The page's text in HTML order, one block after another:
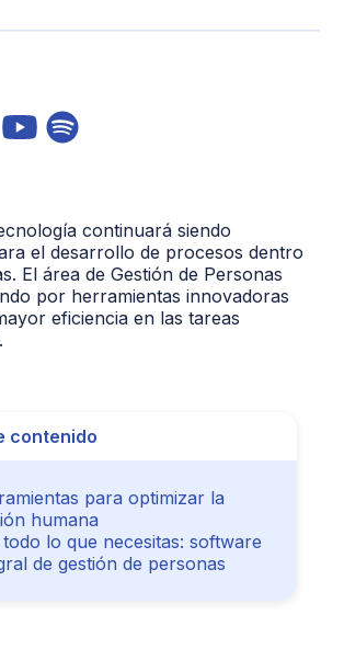
continuará siendo
el desarrollo de procesos dentro
El área de Gestión de Personas
por herramientas innovadoras
eficiencia en las tareas
contenido
para optimizar la
humana
todo lo que necesitas: software
de gestión de personas